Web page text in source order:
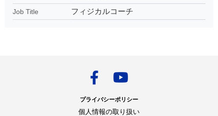
Job Title フィジカルコーチ
プライバシーポリシー
個人情報の取り扱い